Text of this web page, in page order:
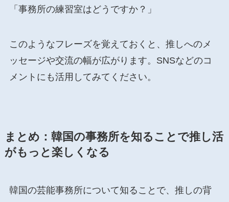
「事務所の練習室はどうですか？」
このようなフレーズを覚えておくと、推しへのメ
ッセージや交流の幅が広がります。SNSなどのコ
メントにも活用してみてください。
まとめ：韓国の事務所を知ることで推し活
がもっと楽しくなる
韓国の芸能事務所について知ることで、推しの背